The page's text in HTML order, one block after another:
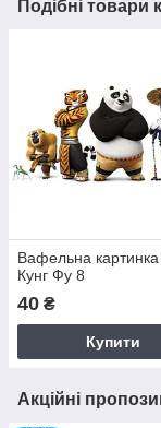
Подібні товари
Вафельна
Кунг Фу 8
40 ₴
Купити
Акційні